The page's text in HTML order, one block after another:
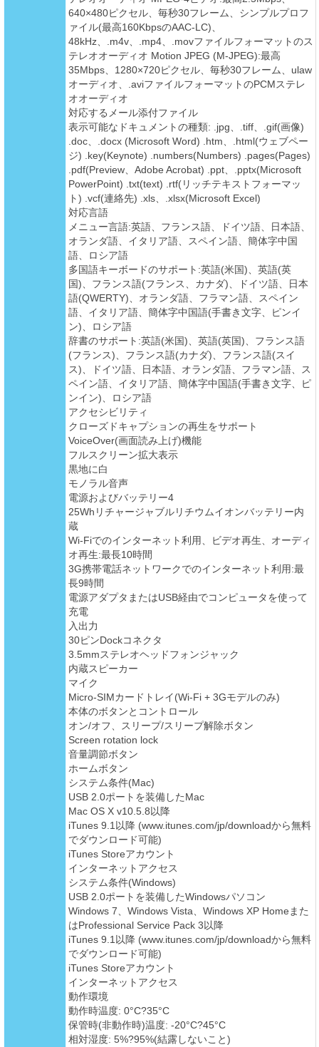
640×480ピクセル、毎秒30フレーム、シンプルプロフ
ァイル(最高160KbpsのAAC-LC)、
48kHz、.m4v、.mp4、.movファイルフォーマットのス
テレオオーディオ Motion JPEG (M-JPEG):最高
35Mbps、1280×720ピクセル、毎秒30フレーム、ulaw
オーディオ、.aviファイルフォーマットのPCMステレ
オオーディオ
対応するメール添付ファイル
表示可能なドキュメントの種類: .jpg、.tiff、.gif(画像)
.doc、.docx (Microsoft Word) .htm、.html(ウェブペー
ジ) .key(Keynote) .numbers(Numbers) .pages(Pages)
.pdf(Preview、Adobe Acrobat) .ppt、.pptx(Microsoft
PowerPoint) .txt(text) .rtf(リッチテキストフォーマッ
ト) .vcf(連絡先) .xls、.xlsx(Microsoft Excel)
対応言語
メニュー言語:英語、フランス語、ドイツ語、日本語、
オランダ語、イタリア語、スペイン語、簡体字中国
語、ロシア語
多国語キーボードのサポート:英語(米国)、英語(英
国)、フランス語(フランス、カナダ)、ドイツ語、日本
語(QWERTY)、オランダ語、フラマン語、スペイン
語、イタリア語、簡体字中国語(手書き文字、ピンイ
ン)、ロシア語
辞書のサポート:英語(米国)、英語(英国)、フランス語
(フランス)、フランス語(カナダ)、フランス語(スイ
ス)、ドイツ語、日本語、オランダ語、フラマン語、ス
ペイン語、イタリア語、簡体字中国語(手書き文字、ピ
ンイン)、ロシア語
アクセシビリティ
クローズドキャプションの再生をサポート
VoiceOver(画面読み上げ)機能
フルスクリーン拡大表示
黒地に白
モノラル音声
電源およびバッテリー4
25Whリチャージャブルリチウムイオンバッテリー内
蔵
Wi-Fiでのインターネット利用、ビデオ再生、オーディ
オ再生:最長10時間
3G携帯電話ネットワークでのインターネット利用:最
長9時間
電源アダプタまたはUSB経由でコンピュータを使って
充電
入出力
30ピンDockコネクタ
3.5mmステレオヘッドフォンジャック
内蔵スピーカー
マイク
Micro-SIMカードトレイ(Wi-Fi + 3Gモデルのみ)
本体のボタンとコントロール
オン/オフ、スリープ/スリープ解除ボタン
Screen rotation lock
音量調節ボタン
ホームボタン
システム条件(Mac)
USB 2.0ポートを装備したMac
Mac OS X v10.5.8以降
iTunes 9.1以降 (www.itunes.com/jp/downloadから無料
でダウンロード可能)
iTunes Storeアカウント
インターネットアクセス
システム条件(Windows)
USB 2.0ポートを装備したWindowsパソコン
Windows 7、Windows Vista、Windows XP Homeまた
はProfessional Service Pack 3以降
iTunes 9.1以降 (www.itunes.com/jp/downloadから無料
でダウンロード可能)
iTunes Storeアカウント
インターネットアクセス
動作環境
動作時温度: 0°C?35°C
保管時(非動作時)温度: -20°C?45°C
相対湿度: 5%?95%(結露しないこと)